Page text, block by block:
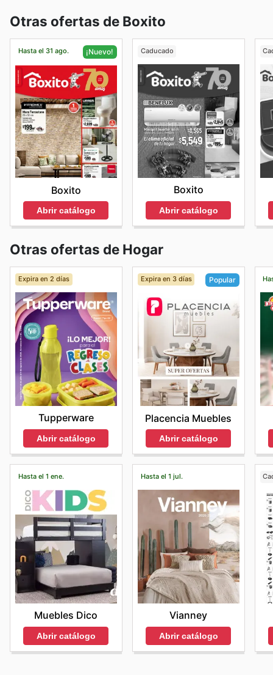
Otras ofertas de Boxito
Hasta el 31 ago. ¡Nuevo!
Boxito
Abrir catálogo
Caducado
Boxito
Abrir catálogo
Otras ofertas de Hogar
Expira en 2 días
Tupperware
Abrir catálogo
Expira en 3 días Popular
Placencia Muebles
Abrir catálogo
Hasta el 1 ene.
Muebles Dico
Abrir catálogo
Hasta el 1 jul.
Vianney
Abrir catálogo